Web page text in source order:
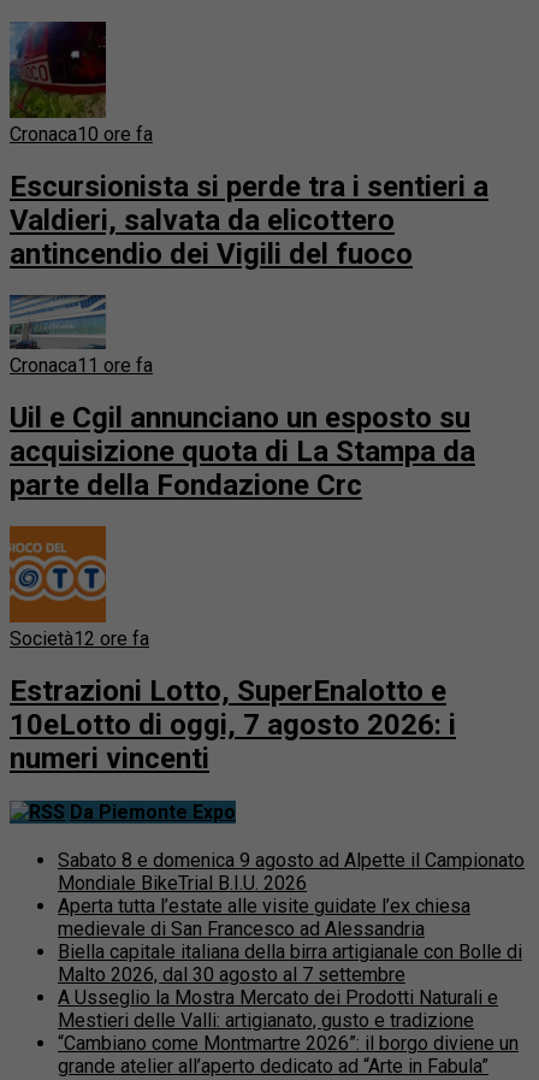
Cronaca10 ore fa
Escursionista si perde tra i sentieri a
Valdieri, salvata da elicottero
antincendio dei Vigili del fuoco
Cronaca11 ore fa
Uil e Cgil annunciano un esposto su
acquisizione quota di La Stampa da
parte della Fondazione Crc
Società12 ore fa
Estrazioni Lotto, SuperEnalotto e
10eLotto di oggi, 7 agosto 2026: i
numeri vincenti
Da Piemonte Expo
Sabato 8 e domenica 9 agosto ad Alpette il Campionato
Mondiale BikeTrial B.I.U. 2026
Aperta tutta l’estate alle visite guidate l’ex chiesa
medievale di San Francesco ad Alessandria
Biella capitale italiana della birra artigianale con Bolle di
Malto 2026, dal 30 agosto al 7 settembre
A Usseglio la Mostra Mercato dei Prodotti Naturali e
Mestieri delle Valli: artigianato, gusto e tradizione
“Cambiano come Montmartre 2026”: il borgo diviene un
grande atelier all’aperto dedicato ad “Arte in Fabula”